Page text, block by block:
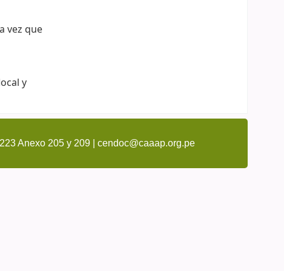
vez que
y
Anexo 205 y 209 | cendoc@caaap.org.pe